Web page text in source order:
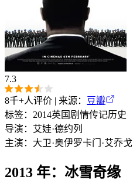
7.3
8千+人评价 | 来源：
豆瓣
标签： 2014英国 剧情传记历史
导演： 艾娃·德约列
主演： 大卫·奥伊罗卡门·艾乔戈
2013 年：冰雪奇缘